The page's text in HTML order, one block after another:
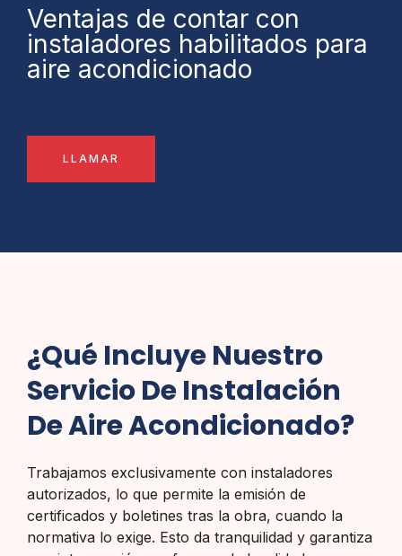
Ventajas de contar con
instaladores habilitados para
aire acondicionado
LLAMAR
¿Qué Incluye Nuestro
Servicio De Instalación
De Aire Acondicionado?
Trabajamos exclusivamente con instaladores
autorizados, lo que permite la emisión de
certificados y boletines tras la obra, cuando la
normativa lo exige. Esto da tranquilidad y garantiza